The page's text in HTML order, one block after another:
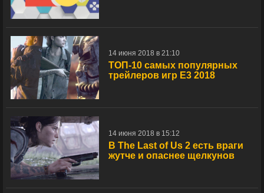
14 июня 2018 в 21:10
ТОП-10 самых популярных
трейлеров игр E3 2018
14 июня 2018 в 15:12
В The Last of Us 2 есть враги
жутче и опаснее щелкунов